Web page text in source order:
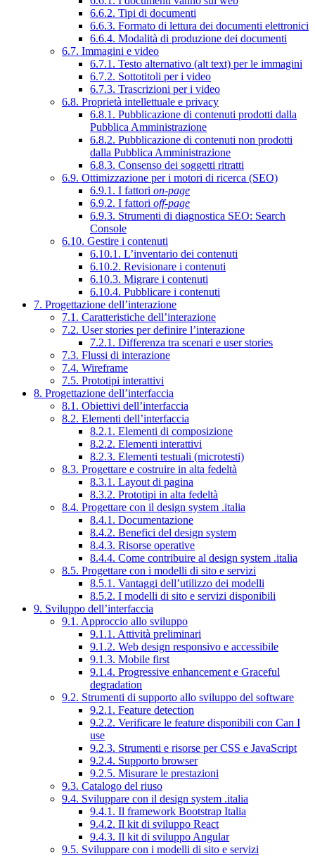
6.6.2. Tipi di documenti
6.6.3. Formato di lettura dei documenti elettronici
6.6.4. Modalità di produzione dei documenti
6.7. Immagini e video
6.7.1. Testo alternativo (alt text) per le immagini
6.7.2. Sottotitoli per i video
6.7.3. Trascrizioni per i video
6.8. Proprietà intellettuale e privacy
6.8.1. Pubblicazione di contenuti prodotti dalla
Pubblica Amministrazione
6.8.2. Pubblicazione di contenuti non prodotti
dalla Pubblica Amministrazione
6.8.3. Consenso dei soggetti ritratti
6.9. Ottimizzazione per i motori di ricerca (SEO)
6.9.1. I fattori on-page
6.9.2. I fattori off-page
6.9.3. Strumenti di diagnostica SEO: Search
Console
6.10. Gestire i contenuti
6.10.1. L’inventario dei contenuti
6.10.2. Revisionare i contenuti
6.10.3. Migrare i contenuti
6.10.4. Pubblicare i contenuti
7. Progettazione dell’interazione
7.1. Caratteristiche dell’interazione
7.2. User stories per definire l’interazione
7.2.1. Differenza tra scenari e user stories
7.3. Flussi di interazione
7.4. Wireframe
7.5. Prototipi interattivi
8. Progettazione dell’interfaccia
8.1. Obiettivi dell’interfaccia
8.2. Elementi dell’interfaccia
8.2.1. Elementi di composizione
8.2.2. Elementi interattivi
8.2.3. Elementi testuali (microtesti)
8.3. Progettare e costruire in alta fedeltà
8.3.1. Layout di pagina
8.3.2. Prototipi in alta fedeltà
8.4. Progettare con il design system .italia
8.4.1. Documentazione
8.4.2. Benefici del design system
8.4.3. Risorse operative
8.4.4. Come contribuire al design system .italia
8.5. Progettare con i modelli di sito e servizi
8.5.1. Vantaggi dell’utilizzo dei modelli
8.5.2. I modelli di sito e servizi disponibili
9. Sviluppo dell’interfaccia
9.1. Approccio allo sviluppo
9.1.1. Attività preliminari
9.1.2. Web design responsivo e accessibile
9.1.3. Mobile first
9.1.4. Progressive enhancement e Graceful
degradation
9.2. Strumenti di supporto allo sviluppo del software
9.2.1. Feature detection
9.2.2. Verificare le feature disponibili con Can I
use
9.2.3. Strumenti e risorse per CSS e JavaScript
9.2.4. Supporto browser
9.2.5. Misurare le prestazioni
9.3. Catalogo del riuso
9.4. Sviluppare con il design system .italia
9.4.1. Il framework Bootstrap Italia
9.4.2. Il kit di sviluppo React
9.4.3. Il kit di sviluppo Angular
9.5. Sviluppare con i modelli di sito e servizi